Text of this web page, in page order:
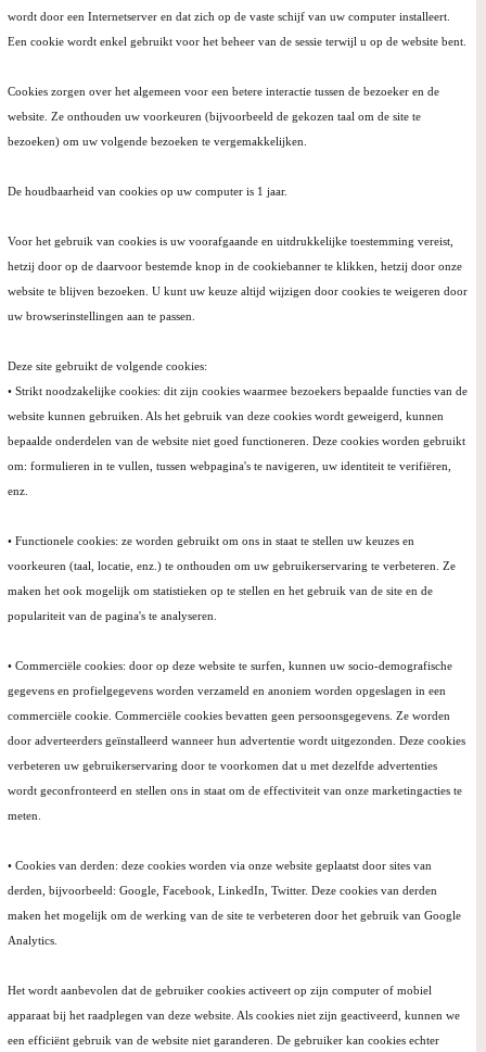
wordt door een Internetserver en dat zich op de vaste schijf van uw computer installeert.
Een cookie wordt enkel gebruikt voor het beheer van de sessie terwijl u op de website bent.
Cookies zorgen over het algemeen voor een betere interactie tussen de bezoeker en de
website. Ze onthouden uw voorkeuren (bijvoorbeeld de gekozen taal om de site te
bezoeken) om uw volgende bezoeken te vergemakkelijken.
De houdbaarheid van cookies op uw computer is 1 jaar.
Voor het gebruik van cookies is uw voorafgaande en uitdrukkelijke toestemming vereist,
hetzij door op de daarvoor bestemde knop in de cookiebanner te klikken, hetzij door onze
website te blijven bezoeken. U kunt uw keuze altijd wijzigen door cookies te weigeren door
uw browserinstellingen aan te passen.
Deze site gebruikt de volgende cookies:
• Strikt noodzakelijke cookies: dit zijn cookies waarmee bezoekers bepaalde functies van de
website kunnen gebruiken. Als het gebruik van deze cookies wordt geweigerd, kunnen
bepaalde onderdelen van de website niet goed functioneren. Deze cookies worden gebruikt
om: formulieren in te vullen, tussen webpagina's te navigeren, uw identiteit te verifiëren,
enz.
• Functionele cookies: ze worden gebruikt om ons in staat te stellen uw keuzes en
voorkeuren (taal, locatie, enz.) te onthouden om uw gebruikerservaring te verbeteren. Ze
maken het ook mogelijk om statistieken op te stellen en het gebruik van de site en de
populariteit van de pagina's te analyseren.
• Commerciële cookies: door op deze website te surfen, kunnen uw socio-demografische
gegevens en profielgegevens worden verzameld en anoniem worden opgeslagen in een
commerciële cookie. Commerciële cookies bevatten geen persoonsgegevens. Ze worden
door adverteerders geïnstalleerd wanneer hun advertentie wordt uitgezonden. Deze cookies
verbeteren uw gebruikerservaring door te voorkomen dat u met dezelfde advertenties
wordt geconfronteerd en stellen ons in staat om de effectiviteit van onze marketingacties te
meten.
• Cookies van derden: deze cookies worden via onze website geplaatst door sites van
derden, bijvoorbeeld: Google, Facebook, LinkedIn, Twitter. Deze cookies van derden
maken het mogelijk om de werking van de site te verbeteren door het gebruik van Google
Analytics.
Het wordt aanbevolen dat de gebruiker cookies activeert op zijn computer of mobiel
apparaat bij het raadplegen van deze website. Als cookies niet zijn geactiveerd, kunnen we
een efficiënt gebruik van de website niet garanderen. De gebruiker kan cookies echter